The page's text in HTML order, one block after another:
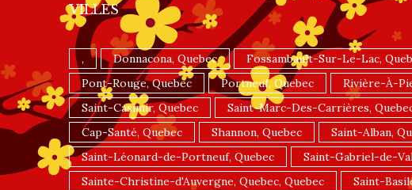
VILLES
, Donnacona, Quebec Fossambault-Sur-Le-Lac,
Pont-Rouge, Quebec
Portneuf, Quebec Rivière-À-
Saint-Casimir, Quebec
Saint-Marc-Des-Carrières,
Cap-Santé, Quebec
Shannon, Quebec Saint-Alban,
Saint-Léonard-de-Portneuf, Quebec
Saint-Gabriel-de-
Sainte-Christine-d'Auvergne, Quebec, Quebec
Saint-